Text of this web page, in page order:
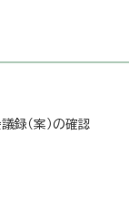
（案）の確認